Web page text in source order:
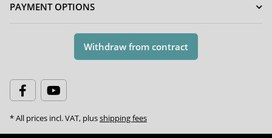
PAYMENT OPTIONS
Withdraw from contract
* All prices incl. VAT, plusshipping fees